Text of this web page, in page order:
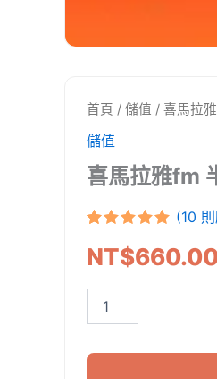
首頁 / 儲值 / 喜馬拉
儲值
喜馬拉雅fm
5，已有位
顧客進行評
(10
NT$
雅